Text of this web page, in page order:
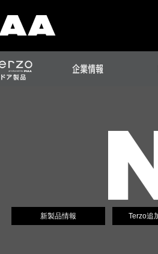
新製品情報 Terzo追